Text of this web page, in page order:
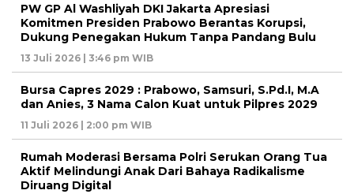
PW GP Al Washliyah DKI Jakarta Apresiasi
Komitmen Presiden Prabowo Berantas Korupsi,
Dukung Penegakan Hukum Tanpa Pandang Bulu
13 Juli 2026 | 3:46 pm WIB
Bursa Capres 2029 : Prabowo, Samsuri, S.Pd.I, M.A
dan Anies, 3 Nama Calon Kuat untuk Pilpres 2029
11 Juli 2026 | 2:00 pm WIB
Rumah Moderasi Bersama Polri Serukan Orang Tua
Aktif Melindungi Anak Dari Bahaya Radikalisme
Diruang Digital